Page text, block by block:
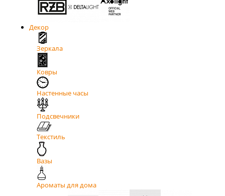
Декор
Зеркала
Ковры
Настенные часы
Подсвечники
Текстиль
Вазы
Ароматы для дома